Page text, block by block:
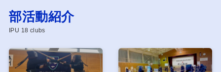
部活動紹介
IPU 18 clubs